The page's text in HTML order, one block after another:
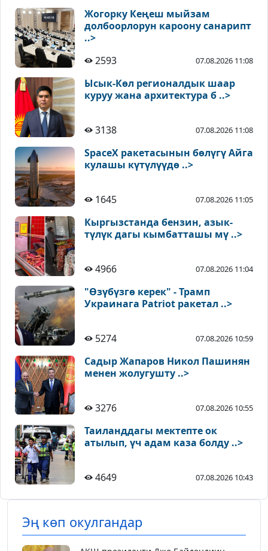
Жогорку Кеңеш мыйзам
долбоорлорун кароону санарипт
..>
2593
07.08.2026 11:08
Ысык-Көл регионалдык шаар
куруу жана архитектура б ..>
3138 07.08.2026 11:08
SpaceX ракетасынын бөлүгү Айга
кулашы күтүлүүдө ..>
1645 07.08.2026 11:05
Кыргызстанда бензин, азык-
түлүк дагы кымбатташы мү ..>
4966 07.08.2026 11:04
"Өзүбүзгө керек" - Трамп
Украинага Patriot ракетал ..>
5274 07.08.2026 10:59
Садыр Жапаров Никол Пашинян
менен жолугушту ..>
3276 07.08.2026 10:55
Таиланддагы мектепте ок
атылып, үч адам каза болду ..>
4649 07.08.2026 10:43
Эң көп окулгандар